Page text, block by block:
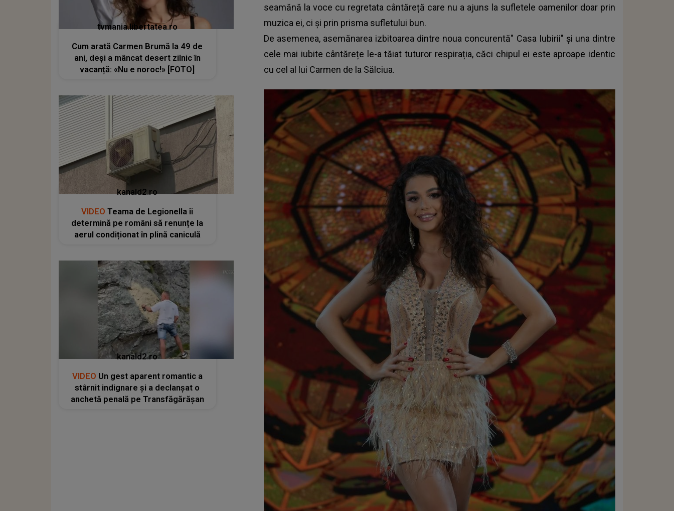
seamănă la voce cu regretata cântăreță care nu a ajuns la sufletele oamenilor doar prin
muzica ei, ci și prin prisma sufletului bun.
De asemenea, asemănarea izbitoarea dintre noua concurentă" Casa Iubirii" și una dintre
cele mai iubite cântărețe le-a tăiat tuturor respirația, căci chipul ei este aproape identic
cu cel al lui Carmen de la Sălciua.
tvmania.libertatea.ro
Cum arată Carmen Brumă la 49 de
ani, deși a mâncat desert zilnic în
vacanță: «Nu e noroc!» [FOTO]
kanald2.ro
VIDEO Teama de Legionella îi
determină pe români să renunțe la
aerul condiționat în plină caniculă
kanald2.ro
VIDEO Un gest aparent romantic a
stârnit indignare și a declanșat o
anchetă penală pe Transfăgărășan